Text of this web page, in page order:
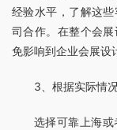
经验水平，了解这
司合作。在整个会
免影响到企业会展设
3、根据实际情
选择可靠上海